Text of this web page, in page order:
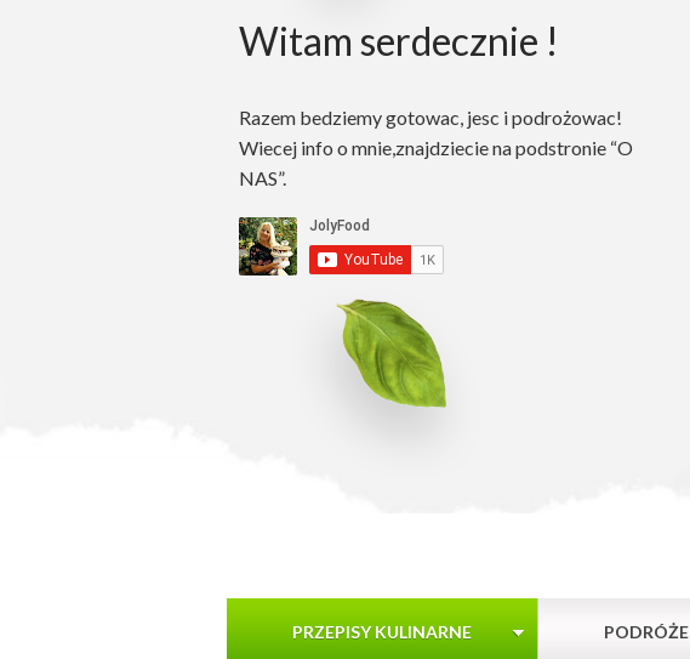
Witam serdecznie !
Razem bedziemy gotowac, jesc i podrożowac!
Wiecej info o mnie,znajdziecie na podstronie “O
NAS”.
PRZEPISY KULINARNE PODRÓŻE